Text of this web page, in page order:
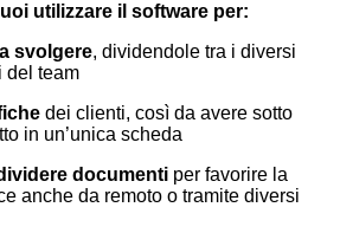
utilizzare il software per:
svolgere, dividendole tra i diversi
del team
dei clienti, così da avere sotto
in un’unica scheda
documenti per favorire la
anche da remoto o tramite diversi